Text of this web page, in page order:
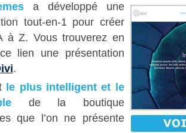
a développé une
tout-en-1 pour créer
à Z. Vous trouverez en
lien une présentation
.
le plus intelligent et le
de la boutique
que l’on ne présente